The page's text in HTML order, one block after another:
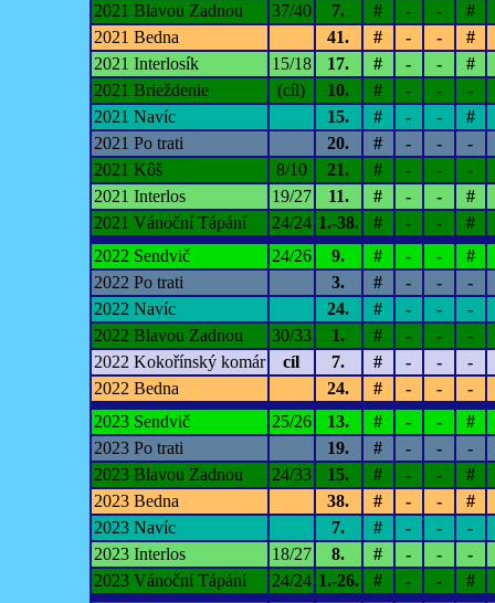
2021 Blavou Zadnou
37/40 7. # - -
#
2021 Bedna
41. # - -
#
2021 Interlosík
15/18 17. # - -
#
2021 Brieždenie
(cíl) 10. # - -
-
2021 Navíc
15. # - -
#
2021 Po trati
20. # - -
-
2021 Kôš
8/10 21. # - -
-
2021 Interlos
19/27 11. # - -
#
2021 Vánoční Tápání
24/24 1.-38. # - -
#
2022 Sendvič
24/26 9. # - -
#
2022 Po trati
3. # - -
-
2022 Navíc
24. # - -
-
2022 Blavou Zadnou
30/33 1. # - -
-
2022 Kokořínský komár
cíl 7. # - -
-
2022 Bedna
24. # - -
-
2023 Sendvič
25/26 13. # - -
#
2023 Po trati
19. # - -
-
2023 Blavou Zadnou
24/33 15. # - -
#
2023 Bedna
38. # - -
#
2023 Navíc
7. # - -
-
2023 Interlos
18/27 8. # - -
-
2023 Vánoční Tápání
24/24 1.-26. # - - #